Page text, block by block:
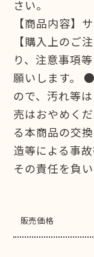
さい。
【商品内容】
【購入上のご
り、注意事項
願いします。
ので、汚れ等
売はおやめく
る本商品の交
造等による事
その責任を負
販売価格